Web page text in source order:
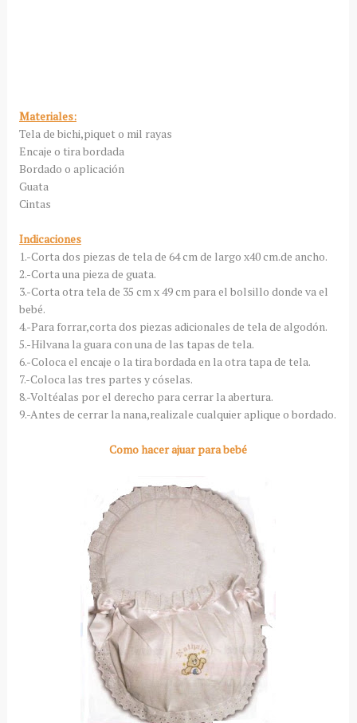
Materiales:
Tela de bichi,piquet o mil rayas
Encaje o tira bordada
Bordado o aplicación
Guata
Cintas
Indicaciones
1.-Corta dos piezas de tela de 64 cm de largo x40 cm.de ancho.
2.-Corta una pieza de guata.
3.-Corta otra tela de 35 cm x 49 cm para el bolsillo donde va el
bebé.
4.-Para forrar,corta dos piezas adicionales de tela de algodón.
5.-Hilvana la guara con una de las tapas de tela.
6.-Coloca el encaje o la tira bordada en la otra tapa de tela.
7.-Coloca las tres partes y cóselas.
8.-Voltéalas por el derecho para cerrar la abertura.
9.-Antes de cerrar la nana,realizale cualquier aplique o bordado.
Como hacer ajuar para bebé